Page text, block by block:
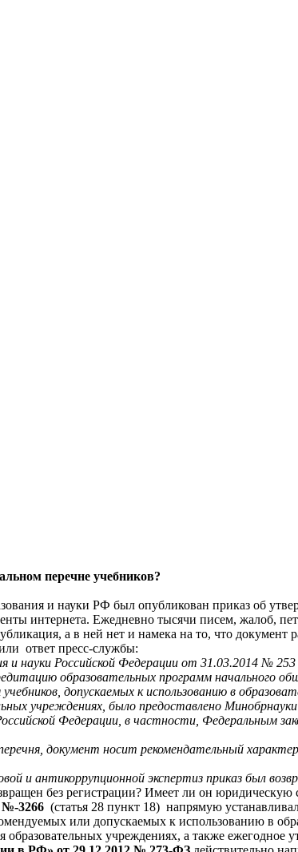
перечне учебников?
и науки РФ был опубликован приказ об
интернета. Ежедневно тысячи писем, жалоб,
а в ней нет и намека на то, что документ
ответ пресс-службы:
науки Российской Федерации от 31.03.2014 №
образовательных программ начального
допускаемых к использованию в
учреждениях, было предоставлено
Федерации, в частности, Федеральным
документ носит рекомендательный
и антикоррупционной экспертиз приказ был
без регистрации? Имеет ли он юридическую
№-3266 (статья 28 пункт 18) напрямую
или допускаемых к использованию в
учреждениях, а также ежегодное